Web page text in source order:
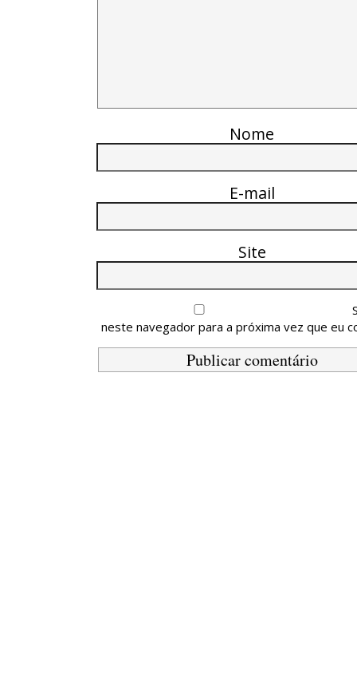
Nome
E-mail
Site
neste navegador para a próxima vez que eu